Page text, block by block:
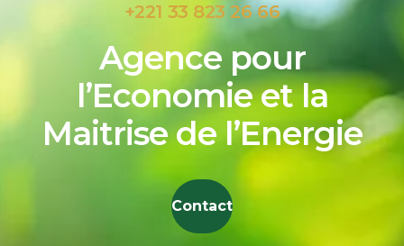
+221 33 823 26 66
Agence pour
l’Economie et la
Maitrise de l’Energie
Contact